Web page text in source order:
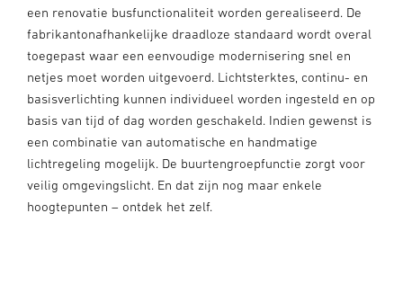
een renovatie busfunctionaliteit worden gerealiseerd. De
fabrikantonafhankelijke draadloze standaard wordt overal
toegepast waar een eenvoudige modernisering snel en
netjes moet worden uitgevoerd. Lichtsterktes, continu- en
basisverlichting kunnen individueel worden ingesteld en op
basis van tijd of dag worden geschakeld. Indien gewenst is
een combinatie van automatische en handmatige
lichtregeling mogelijk. De buurtengroepfunctie zorgt voor
veilig omgevingslicht. En dat zijn nog maar enkele
hoogtepunten – ontdek het zelf.